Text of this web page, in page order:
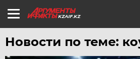
KZAIF.KZ
Новости по теме: